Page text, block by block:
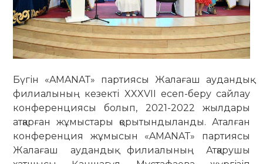
Бүгін «AMANAТ» партиясы Жалағаш аудандық
филиалының кезекті XXXVII есеп-беру сайлау
конференциясы болып, 2021-2022 жылдары
атқарған жұмыстары қорытындыланды. Аталған
конференция жұмысын «AMANAТ» партиясы
Жалағаш аудандық филиалының Атқарушы